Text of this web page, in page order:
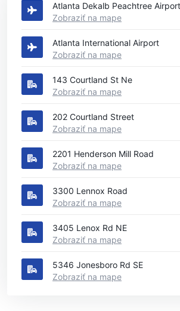
Atlanta Dekalb Peachtree Airport
Zobraziť na mape
Atlanta International Airport
Zobraziť na mape
143 Courtland St Ne
Zobraziť na mape
202 Courtland Street
Zobraziť na mape
2201 Henderson Mill Road
Zobraziť na mape
3300 Lennox Road
Zobraziť na mape
3405 Lenox Rd NE
Zobraziť na mape
5346 Jonesboro Rd SE
Zobraziť na mape